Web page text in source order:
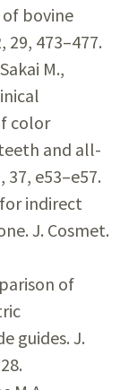
bovine
29, 473–477.
M.,
color
and all-
37, e53–e57.
indirect
J. Cosmet.
of
guides. J.